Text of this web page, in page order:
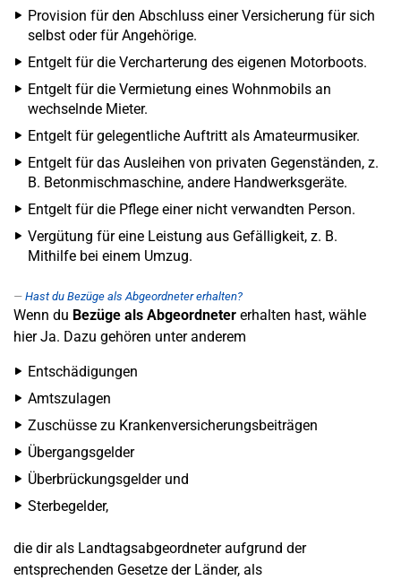
Provision für den Abschluss einer Versicherung für sich
selbst oder für Angehörige.
Entgelt für die Vercharterung des eigenen Motorboots.
Entgelt für die Vermietung eines Wohnmobils an
wechselnde Mieter.
Entgelt für gelegentliche Auftritt als Amateurmusiker.
Entgelt für das Ausleihen von privaten Gegenständen, z.
B. Betonmischmaschine, andere Handwerksgeräte.
Entgelt für die Pflege einer nicht verwandten Person.
Vergütung für eine Leistung aus Gefälligkeit, z. B.
Mithilfe bei einem Umzug.
Hast du Bezüge als Abgeordneter erhalten?
Wenn du Bezüge als Abgeordneter erhalten hast, wähle
hier Ja. Dazu gehören unter anderem
Entschädigungen
Amtszulagen
Zuschüsse zu Krankenversicherungsbeiträgen
Übergangsgelder
Überbrückungsgelder und
Sterbegelder,
die dir als Landtagsabgeordneter aufgrund der
entsprechenden Gesetze der Länder, als